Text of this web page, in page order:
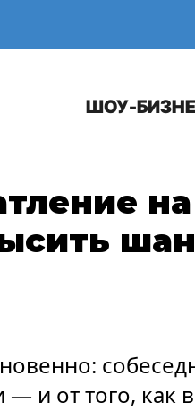
ШОУ-
на
и от того, как